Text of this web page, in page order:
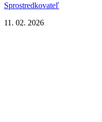
Sprostredkovateľ
11. 02. 2026